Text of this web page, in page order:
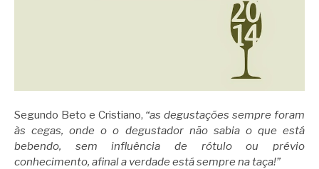
Segundo Beto e Cristiano, “as degustações sempre foram
às cegas, onde o o degustador não sabia o que está
bebendo, sem influência de rótulo ou prévio
conhecimento, afinal a verdade está sempre na taça!”